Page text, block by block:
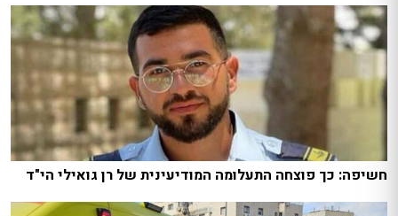
חשיפה: כך פוצחה התעלומה המודיעינית של רן גואילי הי"ד